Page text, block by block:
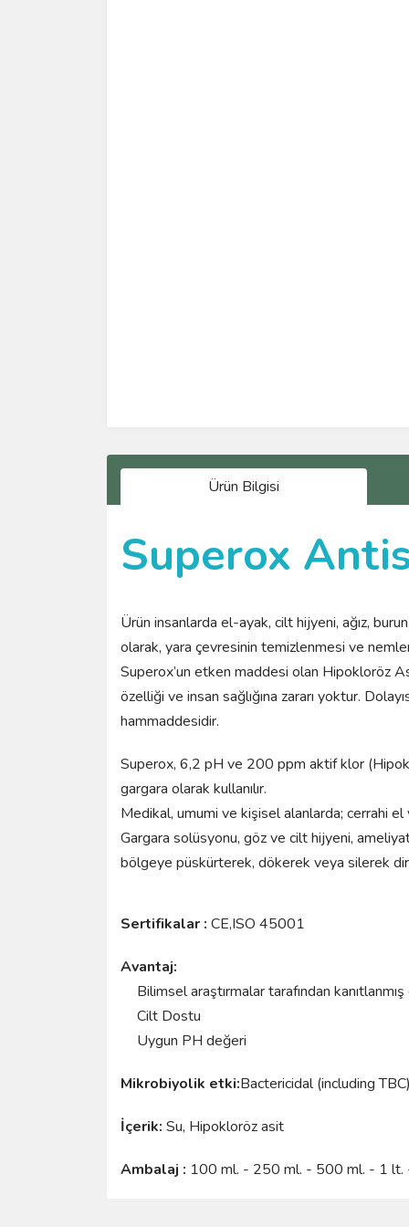
Ürün Bilgisi
Superox
Ürün insanlarda el-ayak, cilt hijyeni, ağız,
olarak, yara çevresinin temizlenmesi ve
Superox’un etken maddesi olan Hipokloröz
özelliği ve insan sağlığına zararı yoktur.
hammaddesidir.
Superox, 6,2 pH ve 200 ppm aktif klor
gargara olarak kullanılır.
Medikal, umumi ve kişisel alanlarda; cerrahi el
Gargara solüsyonu, göz ve cilt hijyeni,
bölgeye püskürterek, dökerek veya silerek
Sertifikalar : CE,ISO 45001
Avantaj:
Bilimsel araştırmalar tarafından
Cilt Dostu
Uygun PH değeri
Mikrobiyolik etki:Bactericidal (including
İçerik: Su, Hipokloröz asit
Ambalaj : 100 ml. - 250 ml. - 500 ml. - 1 lt.